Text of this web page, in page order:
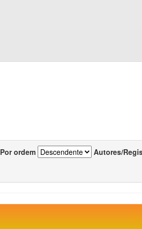
Por ordem Autores/